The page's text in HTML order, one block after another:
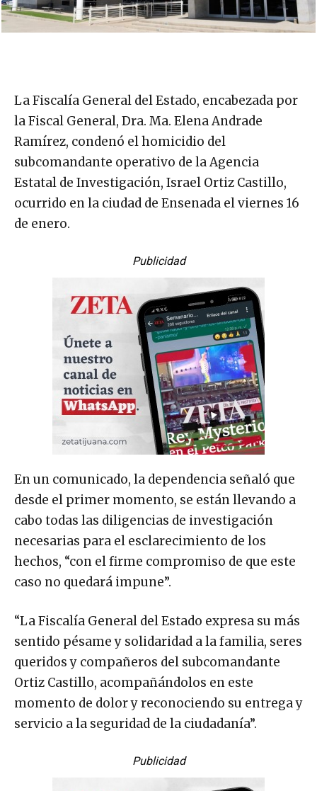
La Fiscalía General del Estado, encabezada por
la Fiscal General, Dra. Ma. Elena Andrade
Ramírez, condenó el homicidio del
subcomandante operativo de la Agencia
Estatal de Investigación, Israel Ortiz Castillo,
ocurrido en la ciudad de Ensenada el viernes 16
de enero.
Publicidad
En un comunicado, la dependencia señaló que
desde el primer momento, se están llevando a
cabo todas las diligencias de investigación
necesarias para el esclarecimiento de los
hechos, “con el firme compromiso de que este
caso no quedará impune”.
“La Fiscalía General del Estado expresa su más
sentido pésame y solidaridad a la familia, seres
queridos y compañeros del subcomandante
Ortiz Castillo, acompañándolos en este
momento de dolor y reconociendo su entrega y
servicio a la seguridad de la ciudadanía”.
Publicidad